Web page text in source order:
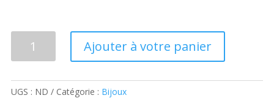
chat
Ajouter à votre panier
UGS : ND Catégorie : Bijoux